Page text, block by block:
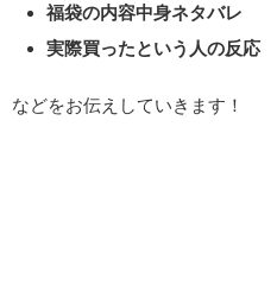
福袋の内容中身ネタバレ
実際買ったという人の反応
などをお伝えしていきます！